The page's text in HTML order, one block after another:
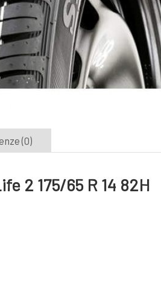
(0)
2 175/65 R 14 82H